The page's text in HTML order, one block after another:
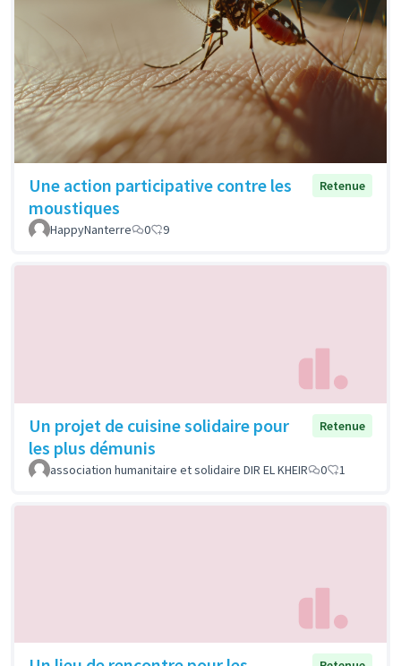
Une action participative contre les
moustiques
Retenue
HappyNanterre 0 9
Un projet de cuisine solidaire pour
les plus démunis
Retenue
association humanitaire et solidaire DIR EL KHEIR 0 1